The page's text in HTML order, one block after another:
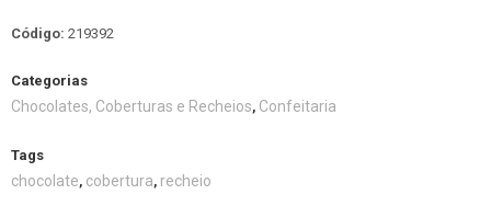
Código: 219392
Categorias
Chocolates, Coberturas e Recheios, Confeitaria
Tags
chocolate, cobertura, recheio